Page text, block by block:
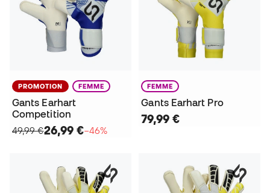
PROMOTION FEMME
Gants Earhart
Competition
49,99 €26,99 €−46%
FEMME
Gants Earhart Pro
79,99 €